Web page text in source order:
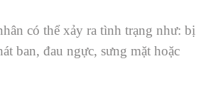
có thể xảy ra tình trạng như: bị
ban, đau ngực, sưng mặt hoặc